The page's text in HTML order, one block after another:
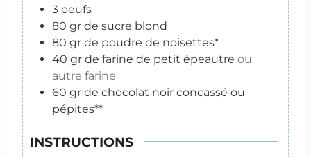
3 oeufs
80 gr de sucre blond
80 gr de poudre de noisettes*
40 gr de farine de petit épeautre ou
autre farine
60 gr de chocolat noir concassé ou
pépites**
INSTRUCTIONS